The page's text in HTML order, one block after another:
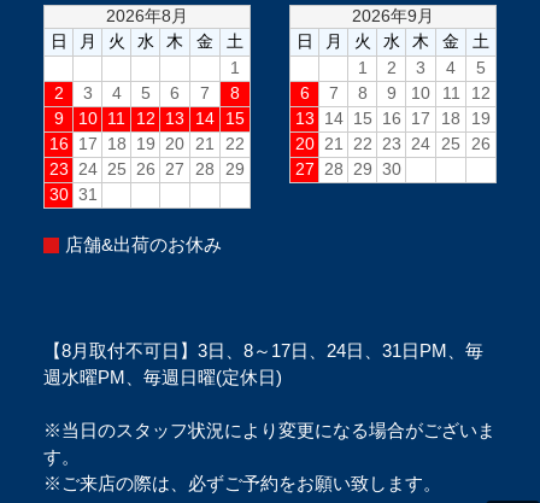
店舗&出荷のお休み
【8月取付不可日】3日、8～17日、24日、31日PM、毎
週水曜PM、毎週日曜(定休日)
※当日のスタッフ状況により変更になる場合がございま
す。
※ご来店の際は、必ずご予約をお願い致します。